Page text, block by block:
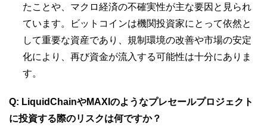
たことや、マクロ経済の不確実性が主な要因と見られ
ています。ビットコインは機関投資家にとって依然と
して重要な資産であり、規制環境の改善や市場の安定
化により、再び資金が流入する可能性は十分にありま
す。
Q: LiquidChainやMAXIのようなプレセールプロジェクト
に投資する際のリスクは何ですか？